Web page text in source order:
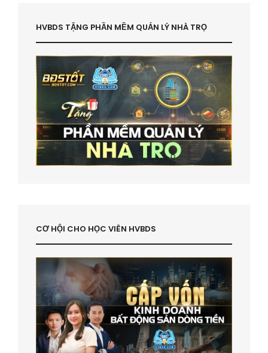
HVBDS TẶNG PHẦN MỀM QUẢN LÝ NHÀ TRỌ
CƠ HỘI CHO HỌC VIÊN HVBDS